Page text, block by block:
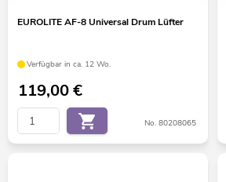
EUROLITE AF-8 Universal Drum Lüfter
Verfügbar in ca. 12 Wo.
119,00€
No. 80208065